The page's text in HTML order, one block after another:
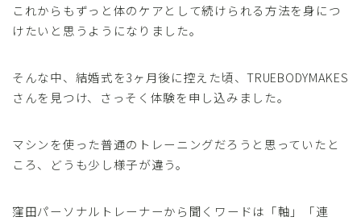
これからもずっと体のケアとして続けられる方法を身につ
けたいと思うようになりました。
そんな中、結婚式を3ヶ月後に控えた頃、TRUEBODYMAKES
さんを見つけ、さっそく体験を申し込みました。
マシンを使った普通のトレーニングだろうと思っていたと
ころ、どうも少し様子が違う。
窪田パーソナルトレーナーから聞くワードは「軸」「連